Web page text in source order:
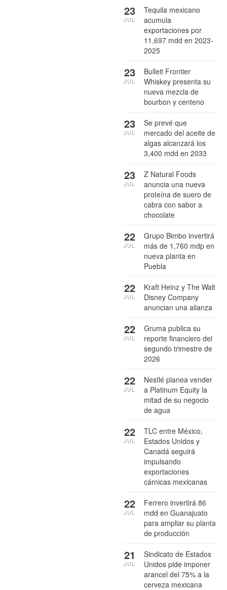
Tequila mexicano
acumula
exportaciones por
11,697 mdd en 2023-
2025
23
JUL
Bulleit Frontier
Whiskey presenta su
nueva mezcla de
bourbon y centeno
23
JUL
Se prevé que
mercado del aceite de
algas alcanzará los
3,400 mdd en 2033
23
JUL
Z Natural Foods
anuncia una nueva
proteína de suero de
cabra con sabor a
chocolate
23
JUL
Grupo Bimbo invertirá
más de 1,760 mdp en
nueva planta en
Puebla
22
JUL
Kraft Heinz y The Walt
Disney Company
anuncian una alianza
22
JUL
Gruma publica su
reporte financiero del
segundo trimestre de
2026
22
JUL
Nestlé planea vender
a Platinum Equity la
mitad de su negocio
de agua
22
JUL
TLC entre México,
Estados Unidos y
Canadá seguirá
impulsando
exportaciones
cárnicas mexicanas
22
JUL
Ferrero invertirá 86
mdd en Guanajuato
para ampliar su planta
de producción
22
JUL
Sindicato de Estados
Unidos pide imponer
arancel del 75% a la
cerveza mexicana
21
JUL